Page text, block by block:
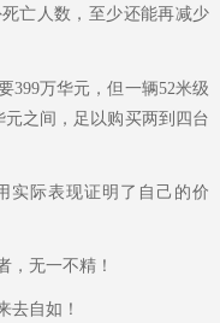
亡人数，至少还能再减少
399万华元，但一辆52米级
元之间，足以购买两到四台
实际表现证明了自己的价
，无一不精！
去自如！